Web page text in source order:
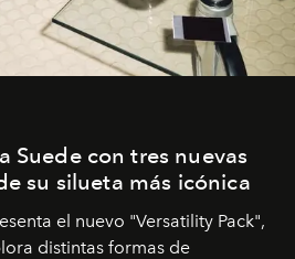
Suede con tres nuevas
su silueta más icónica
el nuevo "Versatility Pack",
distintas formas de